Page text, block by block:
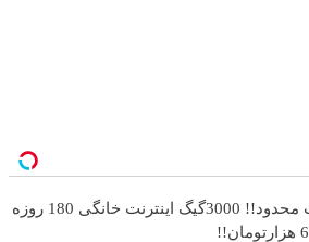
⏳فرصت محدود!! 3000گیگ اینترنت خانگی 180 روزه